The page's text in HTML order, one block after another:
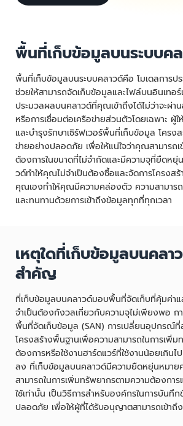
พื้นที่เก็บข้อมูลบนระบบคล
พื้นที่เก็บข้อมูลบนระบบคลาวด์คือ โมเดลการป
ช่วยให้สามารถจัดเก็บข้อมูลและไฟล์บนอินเทอร์
ประมวลผลบนคลาวด์ที่คุณเข้าถึงได้ไม่ว่าจะผ่า
หรือการเชื่อมต่อเครือข่ายส่วนตัวโดยเฉพาะ ผู้
และบำรุงรักษาเซิร์ฟเวอร์พื้นที่เก็บข้อมูล โครง
ข่ายอย่างปลอดภัย เพื่อให้แน่ใจว่าคุณสามารถ
ต้องการในขนาดที่ไม่จำกัดและมีความจุที่ยืดห
วด์ทำให้คุณไม่จำเป็นต้องซื้อและจัดการโครงส
คุณเองทำให้คุณมีความคล่องตัว ความสามาร
และทนทานด้วยการเข้าถึงข้อมูลทุกที่ทุกเวลา
เหตุใดที่เก็บข้อมูลบนคลา
สำคัญ
ที่เก็บข้อมูลบนคลาวด์มอบพื้นที่จัดเก็บที่คุ้มค่า
จำเป็นต้องกังวลเกี่ยวกับความจุไม่เพียงพอ กา
พื้นที่จัดเก็บข้อมูล (SAN) การเปลี่ยนอุปกรณ์ที่
โครงสร้างพื้นฐานเพื่อความสามารถในการเพิ่
ต้องการหรือใช้งานฮาร์ดแวร์ที่ใช้งานน้อยเกิน
ลง ที่เก็บข้อมูลบนคลาวด์มีความยืดหยุ่นหมาย
สามารถในการเพิ่มทรัพยากรตามความต้องกา
ใช้เท่านั้น เป็นวิธีการสำหรับองค์กรในการบันทึ
ปลอดภัย เพื่อให้ผู้ที่ได้รับอนุญาตสามารถเข้าถึ